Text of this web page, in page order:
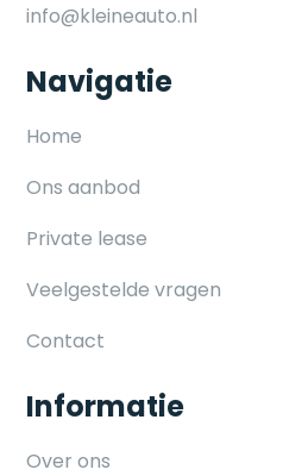
info@kleineauto.nl
Navigatie
Home
Ons aanbod
Private lease
Veelgestelde vragen
Contact
Informatie
Over ons